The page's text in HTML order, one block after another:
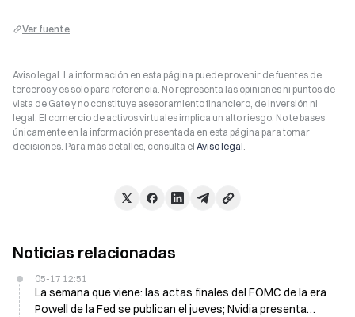
Ver fuente
Aviso legal: La información en esta página puede provenir de fuentes de
terceros y es solo para referencia. No representa las opiniones ni puntos de
vista de Gate y no constituye asesoramiento financiero, de inversión ni
legal. El comercio de activos virtuales implica un alto riesgo. No te bases
únicamente en la información presentada en esta página para tomar
decisiones. Para más detalles, consulta el Aviso legal.
Noticias relacionadas
05-17 12:51
La semana que viene: las actas finales del FOMC de la era
Powell de la Fed se publican el jueves; Nvidia presenta